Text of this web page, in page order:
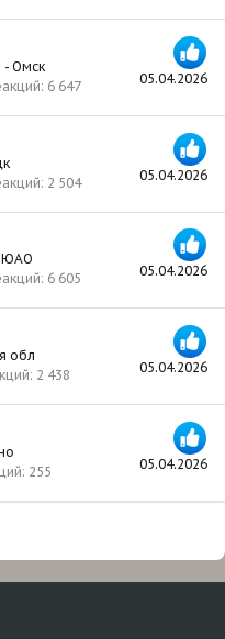
05.04.2026
Омск
6 647
05.04.2026
2 504
05.04.2026
ЮАО
6 605
05.04.2026
обл
2 438
05.04.2026
255